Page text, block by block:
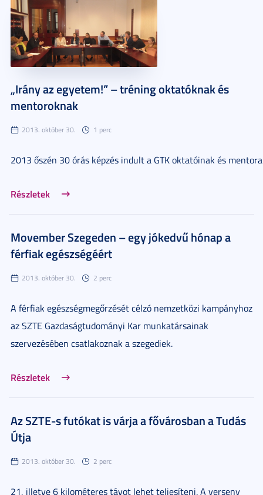
„Irány az egyetem!” – tréning oktatóknak és
mentoroknak
2013. október 30. 1 perc
2013 őszén 30 órás képzés indult a GTK oktatóinak és
Részletek
Movember Szegeden – egy jókedvű hónap a
férfiak egészségéért
2013. október 30. 2 perc
A férfiak egészségmegőrzését célzó nemzetközi kampányhoz
az SZTE Gazdaságtudományi Kar munkatársainak
szervezésében csatlakoznak a szegediek.
Részletek
Az SZTE-s futókat is várja a fővárosban a Tudás
Útja
2013. október 30. 2 perc
21, illetve 6 kilométeres távot lehet teljesíteni. A verseny